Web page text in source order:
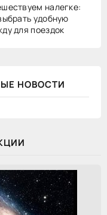
налегке:
удобную
для поездок
НОВОСТИ